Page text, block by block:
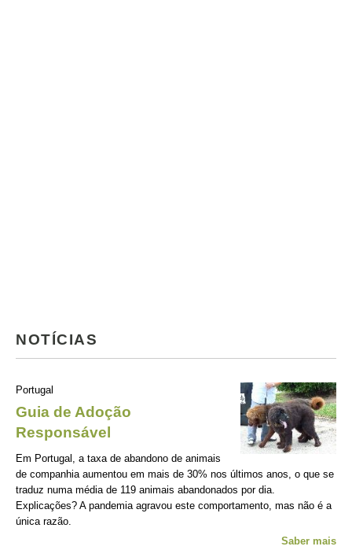
NOTÍCIAS
Portugal
Guia de Adoção
Responsável
Em Portugal, a taxa de abandono de animais
de companhia aumentou em mais de 30% nos últimos anos, o que se
traduz numa média de 119 animais abandonados por dia.
Explicações? A pandemia agravou este comportamento, mas não é a
única razão.
Saber mais